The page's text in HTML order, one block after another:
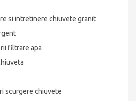
si intretinere chiuvete granit
filtrare apa
scurgere chiuvete